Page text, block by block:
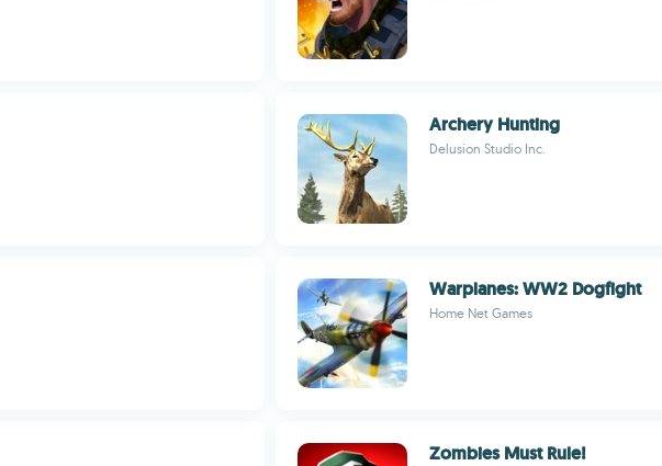
Archery Hunting
Delusion Studio Inc.
Warplanes: WW2 Dogfight
Home Net Games
Zombies Must Rule!